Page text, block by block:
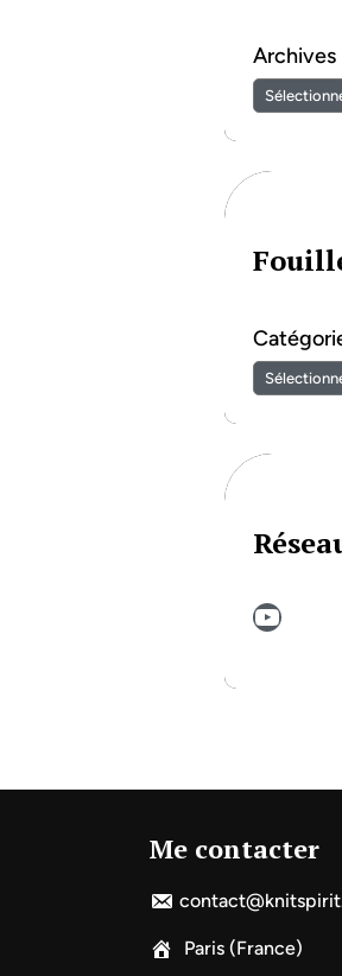
Archives
YouTube
Me contacter
Paris (France)